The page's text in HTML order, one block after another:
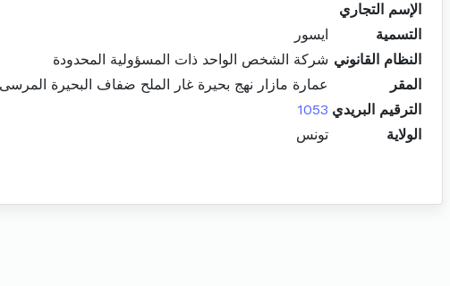
الإسم التجاري
التسمية
ايسور
النظام القانوني شركة الشخص الواحد ذات المسؤولية المحدودة
المقر
عمارة مازار نهج بحيرة غار الملح ضفاف البحيرة المرسى
الترقيم البريدي 1053
الولاية
تونس